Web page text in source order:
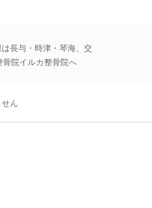
長与・時津・琴海、交
院イルカ整骨院へ
ん